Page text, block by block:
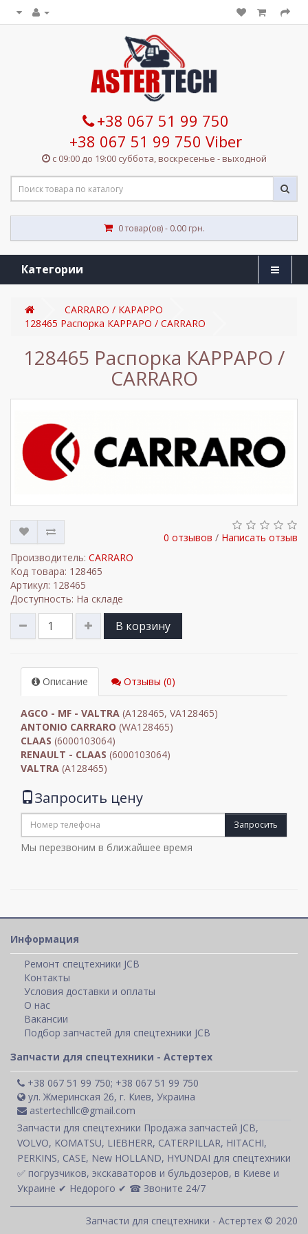
+38 067 51 99 750
+38 067 51 99 750 Viber
с 09:00 до 19:00 суббота, воскресенье - выходной
0 товар(ов) - 0.00 грн.
Категории
CARRARO / КАРАРРО
128465 Распорка КАРРАРО / CARRARO
128465 Распорка КАРРАРО /
CARRARO
0 отзывов / Написать отзыв
Производитель: CARRARO
Код товара: 128465
Артикул: 128465
Доступность: На складе
В корзину
Описание Отзывы (0)
AGCO - MF - VALTRA (A128465, VA128465)
ANTONIO CARRARO (WA128465)
CLAAS (6000103064)
RENAULT - CLAAS (6000103064)
VALTRA (A128465)
Запросить цену
Запросить
Мы перезвоним в ближайшее время
Информация
Ремонт спецтехники JCB
Контакты
Условия доставки и оплаты
О нас
Вакансии
Подбор запчастей для спецтехники JCB
Запчасти для спецтехники - Астертех
+38 067 51 99 750; +38 067 51 99 750
ул. Жмеринская 26, г. Киев, Украина
astertechllc@gmail.com
Запчасти для спецтехники Продажа запчастей JCB,
VOLVO, KOMATSU, LIEBHERR, CATERPILLAR, HITACHI,
PERKINS, CASE, New HOLLAND, HYUNDAI для спецтехники
✅ погрузчиков, экскаваторов и бульдозеров, в Киеве и
Украине ✔ Недорого ✔ ☎ Звоните 24/7
Запчасти для спецтехники - Астертех © 2020